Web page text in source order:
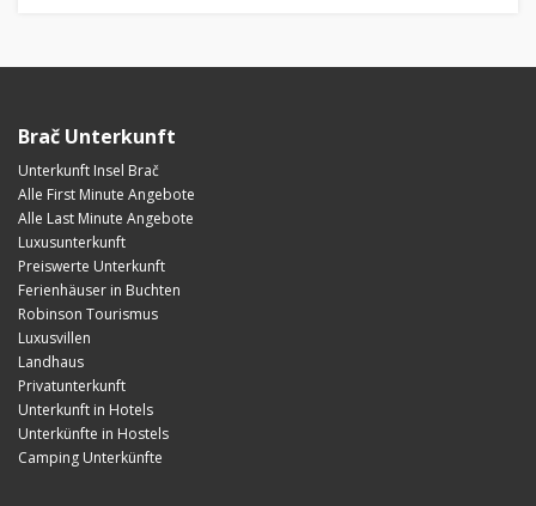
Brač Unterkunft
Unterkunft Insel Brač
Alle First Minute Angebote
Alle Last Minute Angebote
Luxusunterkunft
Preiswerte Unterkunft
Ferienhäuser in Buchten
Robinson Tourismus
Luxusvillen
Landhaus
Privatunterkunft
Unterkunft in Hotels
Unterkünfte in Hostels
Camping Unterkünfte